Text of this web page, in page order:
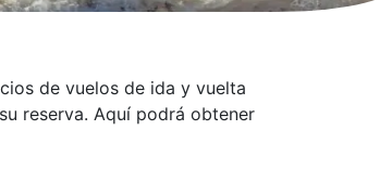
de vuelos de ida y vuelta
reserva. Aquí podrá obtener